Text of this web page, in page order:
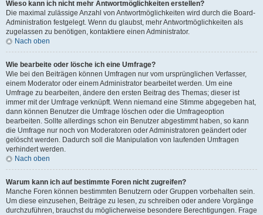
Wieso kann ich nicht mehr Antwortmöglichkeiten erstellen?
Die maximal zulässige Anzahl von Antwortmöglichkeiten wird durch die Board-
Administration festgelegt. Wenn du glaubst, mehr Antwortmöglichkeiten als
zugelassen zu benötigen, kontaktiere einen Administrator.
Nach oben
Wie bearbeite oder lösche ich eine Umfrage?
Wie bei den Beiträgen können Umfragen nur vom ursprünglichen Verfasser,
einem Moderator oder einem Administrator bearbeitet werden. Um eine
Umfrage zu bearbeiten, ändere den ersten Beitrag des Themas; dieser ist
immer mit der Umfrage verknüpft. Wenn niemand eine Stimme abgegeben hat,
dann können Benutzer die Umfrage löschen oder die Umfrageoption
bearbeiten. Sollte allerdings schon ein Benutzer abgestimmt haben, so kann
die Umfrage nur noch von Moderatoren oder Administratoren geändert oder
gelöscht werden. Dadurch soll die Manipulation von laufenden Umfragen
verhindert werden.
Nach oben
Warum kann ich auf bestimmte Foren nicht zugreifen?
Manche Foren können bestimmten Benutzern oder Gruppen vorbehalten sein.
Um diese einzusehen, Beiträge zu lesen, zu schreiben oder andere Vorgänge
durchzuführen, brauchst du möglicherweise besondere Berechtigungen. Frage